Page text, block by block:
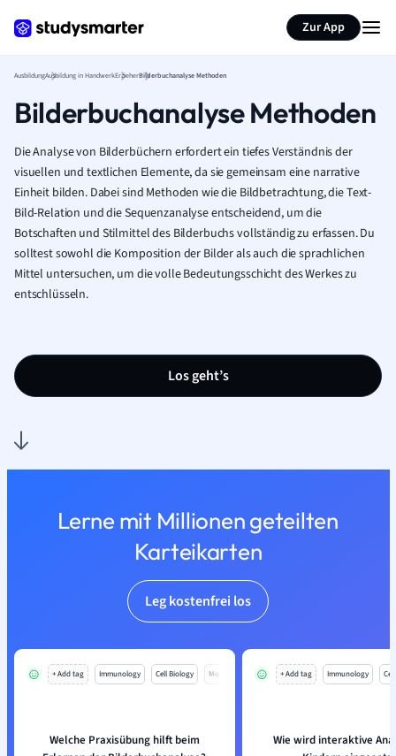
Zur App
AusbildungAusbildung in HandwerkErzieherBilderbuchanalyse Methoden
Bilderbuchanalyse Methoden
Die Analyse von Bilderbüchern erfordert ein tiefes Verständnis der
visuellen und textlichen Elemente, da sie gemeinsam eine narrative
Einheit bilden. Dabei sind Methoden wie die Bildbetrachtung, die Text-
Bild-Relation und die Sequenzanalyse entscheidend, um die
Botschaften und Stilmittel des Bilderbuchs vollständig zu erfassen. Du
solltest sowohl die Komposition der Bilder als auch die sprachlichen
Mittel untersuchen, um die volle Bedeutungsschicht des Werkes zu
entschlüsseln.
Los geht’s
Lerne mit Millionen geteilten
Karteikarten
Leg kostenfrei los
+ Add tag Immunology Cell Biology Mo
Welche Praxisübung hilft beim
+ Add tag Immunology
Wie wird interaktive